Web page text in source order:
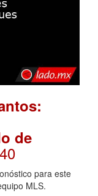
de
para este
MLS.